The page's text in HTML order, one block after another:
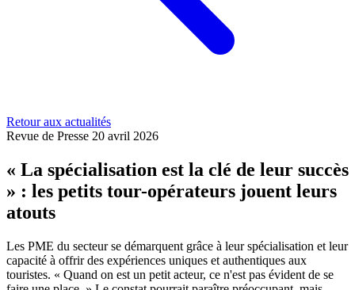
Retour aux actualités
Revue de Presse 20 avril 2026
« La spécialisation est la clé de leur succès
» : les petits tour-opérateurs jouent leurs
atouts
Les PME du secteur se démarquent grâce à leur spécialisation et leur
capacité à offrir des expériences uniques et authentiques aux
touristes. « Quand on est un petit acteur, ce n'est pas évident de se